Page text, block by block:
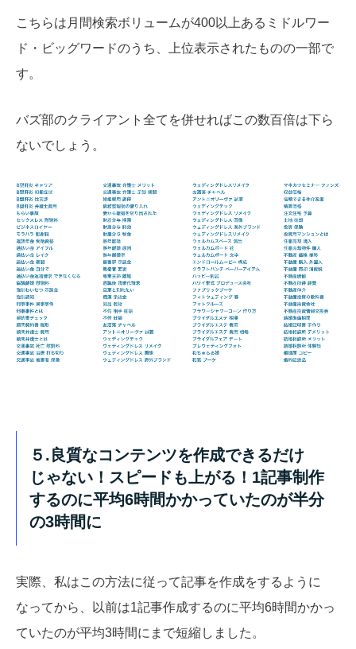
こちらは月間検索ボリュームが400以上あるミドルワー
ド・ビッグワードのうち、上位表示されたものの一部で
す。
バズ部のクライアント全てを併せればこの数百倍は下ら
ないでしょう。
５.良質なコンテンツを作成できるだけ
じゃない！スピードも上がる！1記事制作
するのに平均6時間かかっていたのが半分
の3時間に
実際、私はこの方法に従って記事を作成をするように
なってから、以前は1記事作成するのに平均6時間かかっ
ていたのが平均3時間にまで短縮しました。